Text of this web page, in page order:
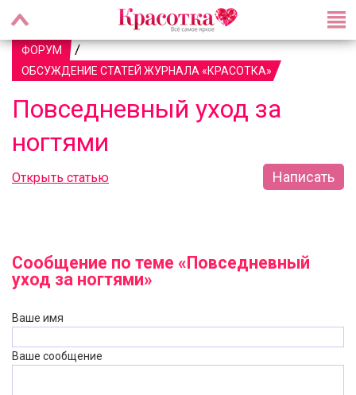
ФОРУМ /
ОБСУЖДЕНИЕ СТАТЕЙ ЖУРНАЛА «КРАСОТКА»
Повседневный уход за
ногтями
Открыть статью Написать
Сообщение по теме «Повседневный
уход за ногтями»
Ваше имя
Ваше сообщение